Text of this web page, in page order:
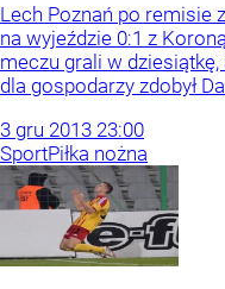
Lech Poznań po remisie
na wyjeździe 0:1 z
meczu grali w
dla gospodarzy zdobył
3 gru 2013 23:00
SportPiłka nożna